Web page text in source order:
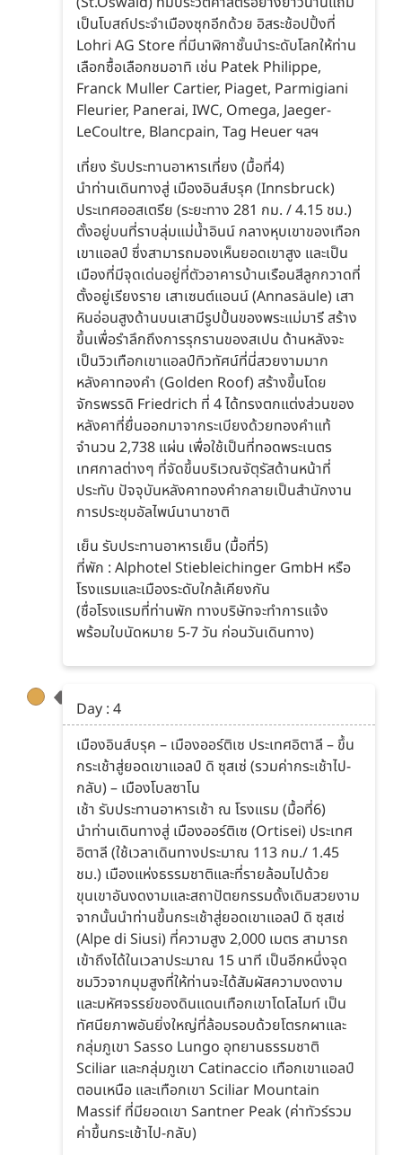
เป็นโบสถ์ประจำเมืองซุกอีกด้วย อิสระช้อปปิ้งที่
Lohri AG Store ที่มีนาฬิกาชั้นนำระดับโลกให้ท่าน
เลือกซื้อเลือกชมอาทิ เช่น Patek Philippe,
Franck Muller Cartier, Piaget, Parmigiani
Fleurier, Panerai, IWC, Omega, Jaeger-
LeCoultre, Blancpain, Tag Heuer ฯลฯ
เที่ยง รับประทานอาหารเที่ยง (มื้อที่4)
นำท่านเดินทางสู่ เมืองอินส์บรุค (Innsbruck)
ประเทศออสเตรีย (ระยะทาง 281 กม. / 4.15 ชม.)
ตั้งอยู่บนที่ราบลุ่มแม่น้ำอินน์ กลางหุบเขาของเทือก
เขาแอลป์ ซึ่งสามารถมองเห็นยอดเขาสูง และเป็น
เมืองที่มีจุดเด่นอยู่ที่ตัวอาคารบ้านเรือนสีลูกกวาดที่
ตั้งอยู่เรียงราย เสาเซนต์แอนน์ (Annasäule) เสา
หินอ่อนสูงด้านบนเสามีรูปปั้นของพระแม่มารี สร้าง
ขึ้นเพื่อรําลึกถึงการรุกรานของสเปน ด้านหลังจะ
เป็นวิวเทือกเขาแอลป์ทิวทัศน์ที่นี่สวยงามมาก
หลังคาทองคำ (Golden Roof) สร้างขึ้นโดย
จักรพรรดิ Friedrich ที่ 4 ได้ทรงตกแต่งส่วนของ
หลังคาที่ยื่นออกมาจากระเบียงด้วยทองคำแท้
จำนวน 2,738 แผ่น เพื่อใช้เป็นที่ทอดพระเนตร
เทศกาลต่างๆ ที่จัดขึ้นบริเวณจัตุรัสด้านหน้าที่
ประทับ ปัจจุบันหลังคาทองคำกลายเป็นสำนักงาน
การประชุมอัลไพน์นานาชาติ
เย็น รับประทานอาหารเย็น (มื้อที่5)
ที่พัก : Alphotel Stiebleichinger GmbH หรือ
โรงแรมและเมืองระดับใกล้เคียงกัน
(ชื่อโรงแรมที่ท่านพัก ทางบริษัทจะทำการแจ้ง
พร้อมใบนัดหมาย 5-7 วัน ก่อนวันเดินทาง)
Day : 4
เมืองอินส์บรุค – เมืองออร์ติเซ ประเทศอิตาลี – ขึ้น
กระเช้าสู่ยอดเขาแอลป์ ดิ ซุสเซ่ (รวมค่ากระเช้าไป-
กลับ) – เมืองโบลซาโน
เช้า รับประทานอาหารเช้า ณ โรงแรม (มื้อที่6)
นำท่านเดินทางสู่ เมืองออร์ติเซ (Ortisei) ประเทศ
อิตาลี (ใช้เวลาเดินทางประมาณ 113 กม./ 1.45
ชม.) เมืองแห่งธรรมชาติและที่รายล้อมไปด้วย
ขุนเขาอันงดงามและสถาปัตยกรรมดั้งเดิมสวยงาม
จากนั้นนำท่านขึ้นกระเช้าสู่ยอดเขาแอลป์ ดิ ซุสเซ่
(Alpe di Siusi) ที่ความสูง 2,000 เมตร สามารถ
เข้าถึงได้ในเวลาประมาณ 15 นาที เป็นอีกหนึ่งจุด
ชมวิวจากมุมสูงที่ให้ท่านจะได้สัมผัสความงดงาม
และมหัศจรรย์ของดินแดนเทือกเขาโดโลไมท์ เป็น
ทัศนียภาพอันยิ่งใหญ่ที่ล้อมรอบด้วยโตรกผาและ
กลุ่มภูเขา Sasso Lungo อุทยานธรรมชาติ
Sciliar และกลุ่มภูเขา Catinaccio เทือกเขาแอลป์
ตอนเหนือ และเทือกเขา Sciliar Mountain
Massif ที่มียอดเขา Santner Peak (ค่าทัวร์รวม
ค่าขึ้นกระเช้าไป-กลับ)